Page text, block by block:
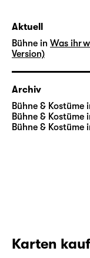
Aktuell
Bühne in Was ihr
Version)
Archiv
Bühne & Kostüme
Bühne & Kostüme
Bühne & Kostüme
Karten